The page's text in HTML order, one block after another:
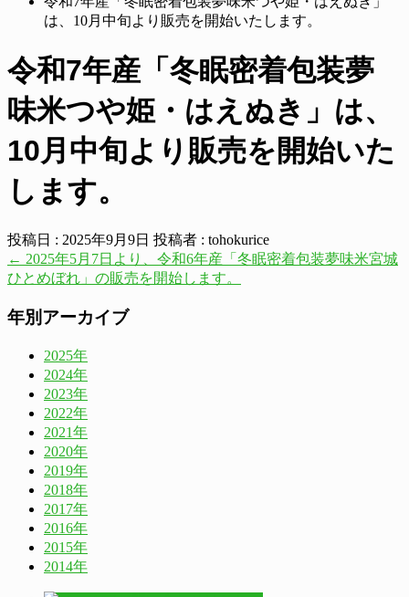
は、10月中旬より販売を開始いたします。
令和7年産「冬眠密着包装夢
味米つや姫・はえぬき」は、
10月中旬より販売を開始いた
します。
投稿日 : 2025年9月9日 投稿者 : tohokurice
← 2025年5月7日より、令和6年産「冬眠密着包装夢味米宮城
ひとめぼれ」の販売を開始します。
年別アーカイブ
2025年
2024年
2023年
2022年
2021年
2020年
2019年
2018年
2017年
2016年
2015年
2014年